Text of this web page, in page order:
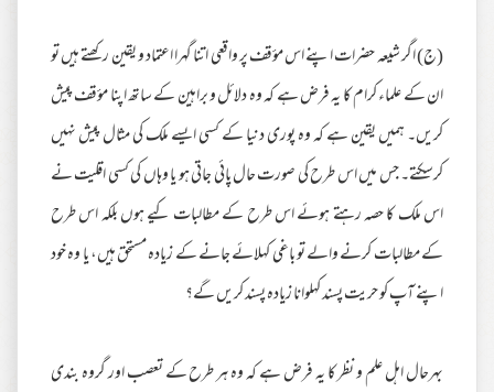
(ج) اگر شیعہ حضرات اپنے اس مؤقف پر واقعی اتنا گہرا اعتماد و یقین رکھتے ہیں تو
ان کے علماء کرام کا یہ فرض ہے کہ وہ دلائل و براہین کے ساتھ اپنا مؤقف پیش
کریں۔ ہمیں یقین ہے کہ وہ پوری دنیا کے کسی ایسے ملک کی مثال پیش نہیں
کرسکتے۔ جس میں اس طرح کی صورت حال پائی جاتی ہو یا وہاں کی کسی اقلیت نے
اس ملک کا حصہ رہتے ہوئے اس طرح کے مطالبات کیے ہوں بلکہ اس طرح
کے مطالبات کرنے والے تو باغی کہلائے جانے کے زیادہ مستحق ہیں، یا وہ خود
اپنے آپ کو حریت پسند کہلوانا زیادہ پسند کریں گے؟
بہرحال اہل علم و نظر کا یہ فرض ہے کہ وہ ہر طرح کے تعصب اور گروہ بندی